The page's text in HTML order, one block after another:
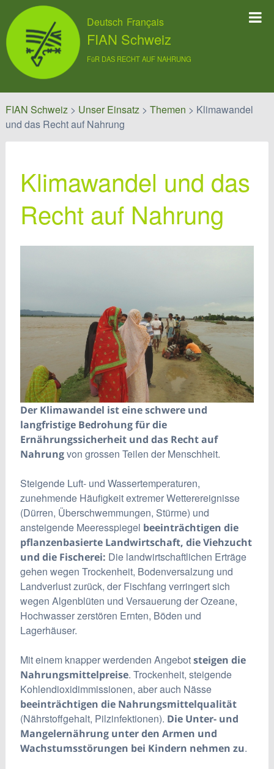
Deutsch Français
FIAN Schweiz
FüR DAS RECHT AUF NAHRUNG
FIAN Schweiz> Unser Einsatz> Themen > Klimawandel
und das Recht auf Nahrung
Klimawandel und das
Recht auf Nahrung
Der Klimawandel ist eine schwere und
langfristige Bedrohung für die
Ernährungssicherheit und das Recht auf
Nahrungvon grossen Teilen der Menschheit.
Steigende Luft- und Wassertemperaturen,
zunehmende Häufigkeit extremer Wetterereignisse
(Dürren, Überschwemmungen, Stürme) und
ansteigende Meeresspiegel beeinträchtigen die
pflanzenbasierte Landwirtschaft, die Viehzucht
und die Fischerei: Die landwirtschaftlichen Erträge
gehen wegen Trockenheit, Bodenversalzung und
Landverlust zurück, der Fischfang verringert sich
wegen Algenblüten und Versauerung der Ozeane,
Hochwasser zerstören Ernten, Böden und
Lagerhäuser.
Mit einem knapper werdenden Angebotsteigen die
Nahrungsmittelpreise. Trockenheit, steigende
Kohlendioxidimmissionen, aber auch Nässe
beeinträchtigen die Nahrungsmittelqualität
(Nährstoffgehalt, Pilzinfektionen). Die Unter- und
Mangelernährung unter den Armen und
Wachstumsstörungen bei Kindern nehmen zu.